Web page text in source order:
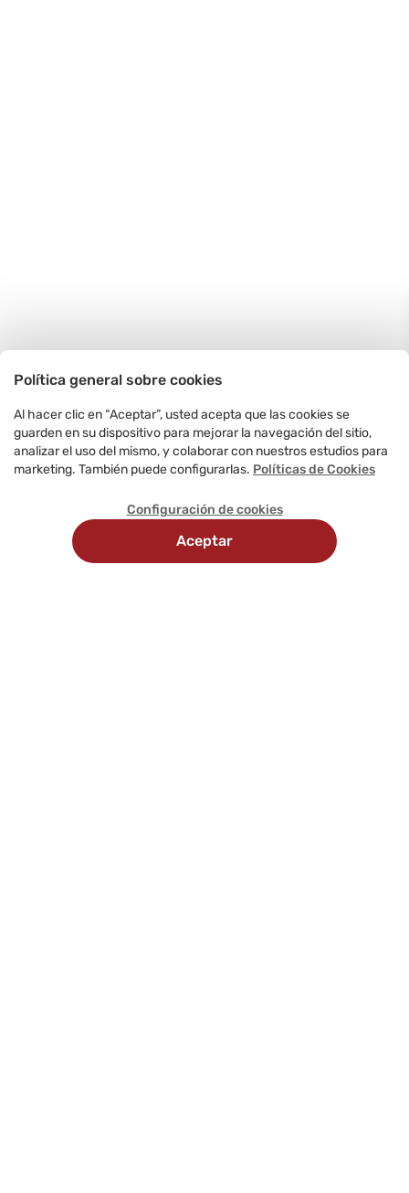
Política general sobre cookies
Al hacer clic en “Aceptar”, usted acepta que las cookies se
guarden en su dispositivo para mejorar la navegación del sitio,
analizar el uso del mismo, y colaborar con nuestros estudios para
marketing. También puede configurarlas. Políticas de Cookies
Configuración de cookies
Aceptar